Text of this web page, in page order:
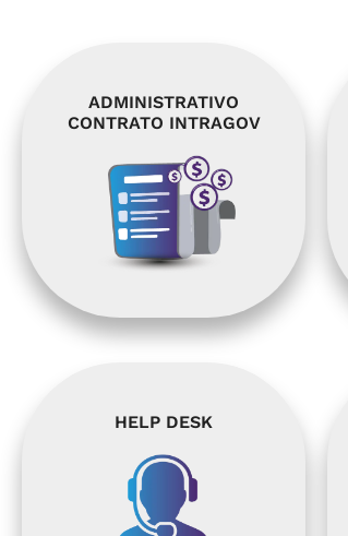
ADMINISTRATIVO
CONTRATO INTRAGOV
HELP DESK